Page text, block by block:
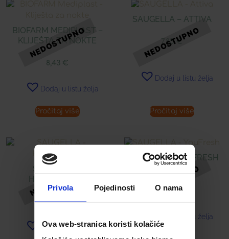
Privola Pojedinosti O nama
Ova web-stranica koristi kolačiće
BIOFARM MEDIPLAST –
KLIJEŠTA ZA NOKTE
8,43 €
Dodaj u listu želja
Pročitaj više
SAUGELLA – ATTIVA
7,85€
Dodaj u listu želja
Pročitaj više
SAUGELLA –
HYDRASERUM
7,56€
Dodaj u listu želja
SAUGELLA – YOUFRESH
Dodaj u listu želja